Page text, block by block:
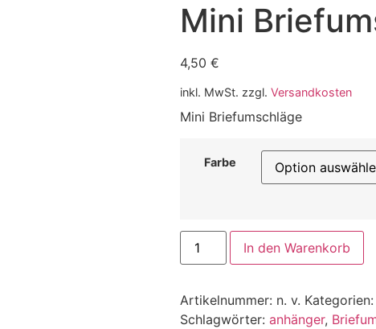
Mini
4,50 €
inkl. MwSt. zzgl. Versandkosten
Mini Briefumschläge
Farbe
In den Warenkorb
Artikelnummer: n. v. Kategorien:
Schlagwörter: anhänger,